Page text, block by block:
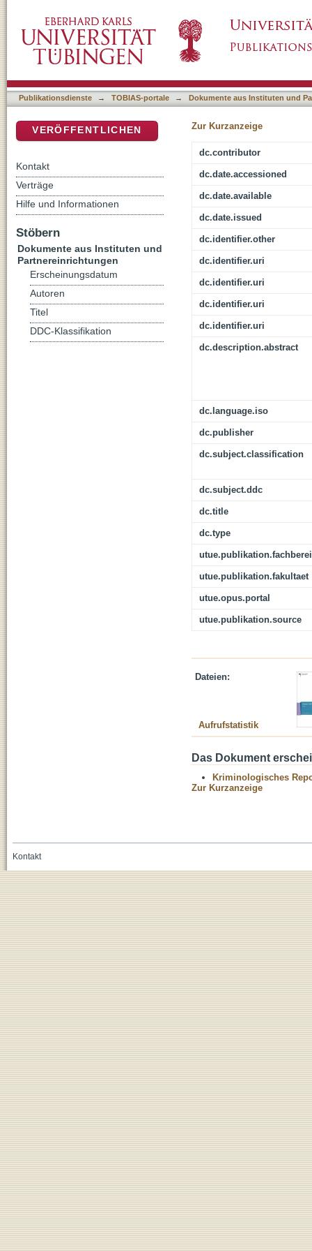
Publikationsdienste → TOBIAS-portale → Dokumente aus Instituten und
Zur Kurzanzeige
dc.contributor
dc.date.accessioned
dc.date.available
dc.date.issued
dc.identifier.other
dc.identifier.uri
dc.identifier.uri
dc.identifier.uri
dc.identifier.uri
dc.description.abstract
dc.language.iso
dc.publisher
dc.subject.classification
dc.subject.ddc
dc.title
dc.type
utue.publikation.fakultaet
utue.opus.portal
utue.publikation.source
Dateien:
Aufrufstatistik
Das Dokument
Kriminologisches
Zur Kurzanzeige
VERÖFFENTLICHEN
Kontakt
Verträge
Hilfe und Informationen
Stöbern
Dokumente aus Instituten und
Partnereinrichtungen
Erscheinungsdatum
Autoren
Titel
DDC-Klassifikation
Kontakt